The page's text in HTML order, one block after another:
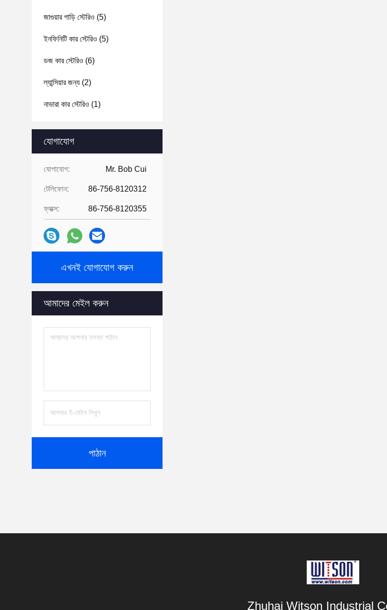
জাগুয়ার গাড়ি স্টেরিও (5)
ইনফিনিটি কার স্টেরিও (5)
ডজ কার স্টেরিও (6)
ল্যান্সিয়ার জন্য (2)
নাভারা কার স্টেরিও (1)
যোগাযোগ
যোগাযোগ: Mr. Bob Cui
টেলিফোন: 86-756-8120312
ফ্যাক্স: 86-756-8120355
এখনই যোগাযোগ করুন
আমাদের মেইল ​​করুন
পাঠান
Zhuhai Witson Industrial